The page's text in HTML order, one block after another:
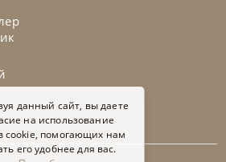
данный сайт, вы даете
на использование
cookie, помогающих нам
его удобнее для вас.